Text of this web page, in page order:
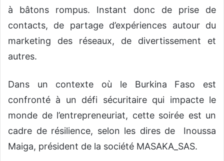
à bâtons rompus. Instant donc de prise de
contacts, de partage d’expériences autour du
marketing des réseaux, de divertissement et
autres.
Dans un contexte où le Burkina Faso est
confronté à un défi sécuritaire qui impacte le
monde de l’entrepreneuriat, cette soirée est un
cadre de résilience, selon les dires de Inoussa
Maiga, président de la société MASAKA_SAS.